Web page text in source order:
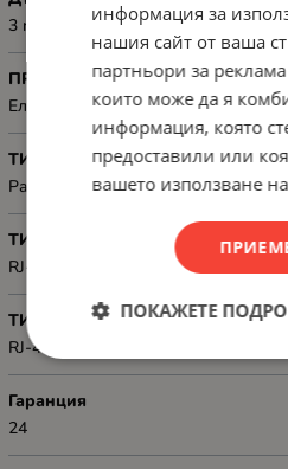
3 m
ПРЕДНАЗНАЧЕН ЗА
Електронна техника
ТИП
Patch, Cat. 6 UTP (unshielded)
ТИП КОНЕКТОР 1
RJ-45
ТИП КОНЕКТОР 2
RJ-45
Гаранция
24
информация за
нашия сайт от ваша
партньори за
които може да я
информация, която
предоставили или
вашето използване
ПОКАЖЕТЕ